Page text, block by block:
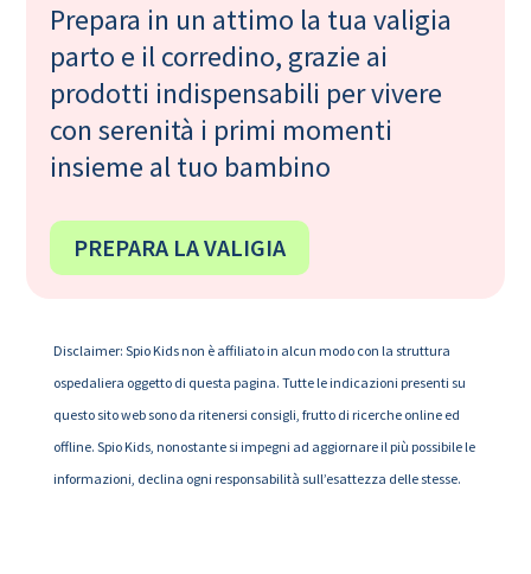
Prepara in un attimo la tua valigia
parto e il corredino, grazie ai
prodotti indispensabili per vivere
con serenità i primi momenti
insieme al tuo bambino
PREPARA LA VALIGIA
Disclaimer: Spio Kids non è affiliato in alcun modo con la struttura
ospedaliera oggetto di questa pagina. Tutte le indicazioni presenti su
questo sito web sono da ritenersi consigli, frutto di ricerche online ed
offline. Spio Kids, nonostante si impegni ad aggiornare il più possibile le
informazioni, declina ogni responsabilità sull’esattezza delle stesse.